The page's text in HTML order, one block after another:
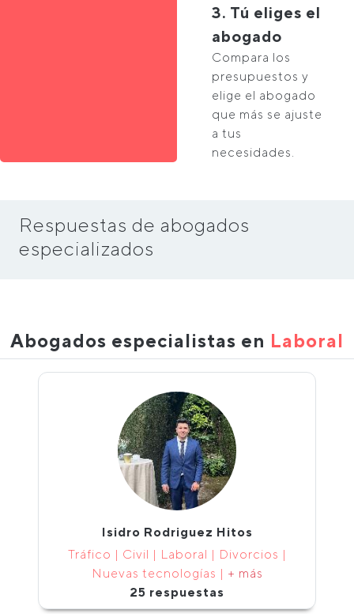
3. Tú eliges el
abogado
Compara los
presupuestos y
elige el abogado
que más se ajuste
a tus
necesidades.
Respuestas de abogados
especializados
Abogados especialistas en Laboral
Isidro Rodriguez Hitos
Tráfico | Civil | Laboral | Divorcios |
Nuevas tecnologías | + más
25 respuestas